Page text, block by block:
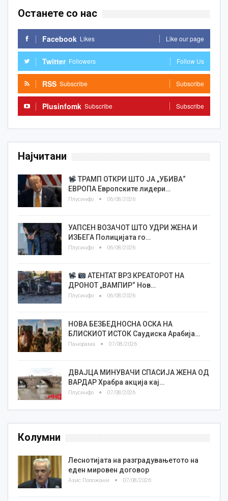
Останете со нас
Facebook Likes Like our page
Twitter Followers Follow Us
RSS Subscribe Subscribe
Plusinfomk Subscribe Subscribe
Најчитани
ТРАМП ОТКРИ ШТО ЈА „УБИВА“
ЕВРОПА Европските лидери…
Плусинфо 06/08/2026
УАПСЕН ВОЗАЧОТ ШТО УДРИ ЖЕНА И
ИЗБЕГА Полицијата го…
Плусинфо 06/08/2026
АТЕНТАТ ВРЗ КРЕАТОРОТ НА
ДРОНОТ „ВАМПИР“ Нов…
Плусинфо 06/08/2026
НОВА БЕЗБЕДНОСНА ОСКА НА
БЛИСКИОТ ИСТОК Саудиска Арабија…
Панорама 07/08/2026
ДВАЈЦА МИНУВАЧИ СПАСИЈА ЖЕНА ОД
ВАРДАР Храбра акција кај…
Плусинфо 07/08/2026
Колумни
Леснотијата на разградувањетото на
еден мировен договор
Азис Положани 07/08/2026